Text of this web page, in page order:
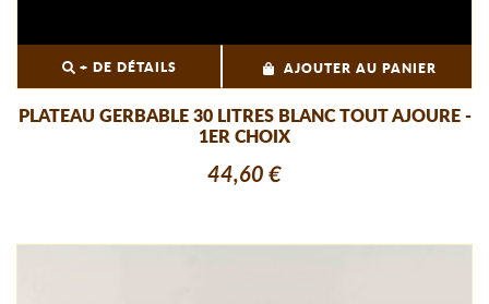
+ DE DÉTAILS AJOUTER AU PANIER
PLATEAU GERBABLE 30 LITRES BLANC TOUT AJOURE -
1ER CHOIX
44,60 €